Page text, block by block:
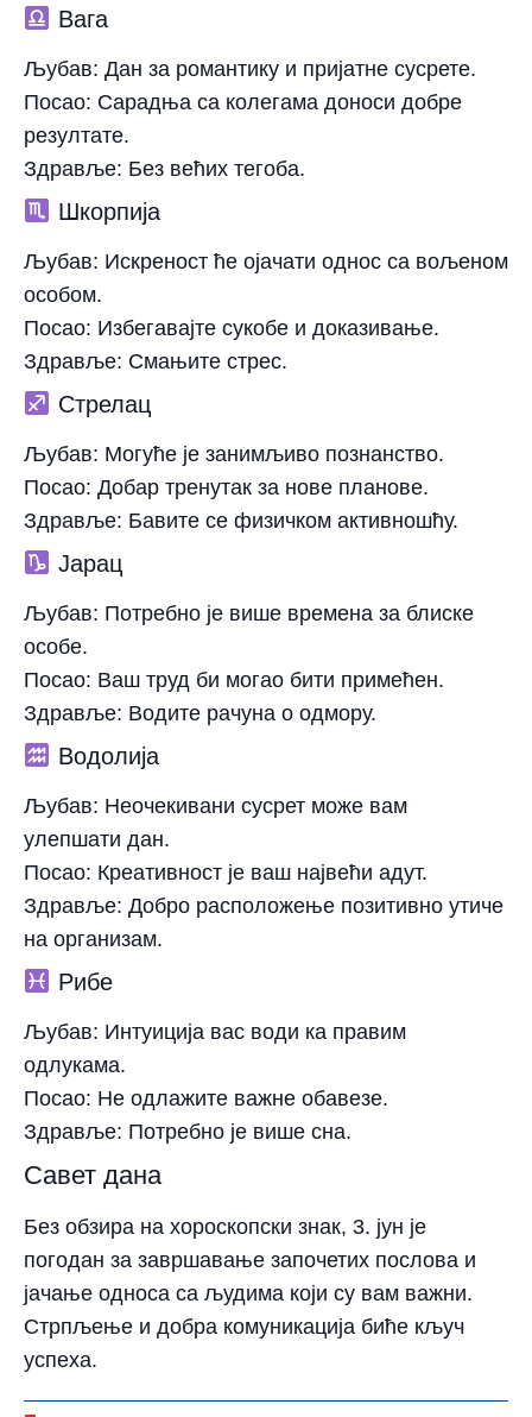
Вага
Љубав: Дан за романтику и пријатне сусрете.
Посао: Сарадња са колегама доноси добре
резултате.
Здравље: Без већих тегоба.
Шкорпија
Љубав: Искреност ће ојачати однос са вољеном
особом.
Посао: Избегавајте сукобе и доказивање.
Здравље: Смањите стрес.
Стрелац
Љубав: Могуће је занимљиво познанство.
Посао: Добар тренутак за нове планове.
Здравље: Бавите се физичком активношћу.
Јарац
Љубав: Потребно је више времена за блиске
особе.
Посао: Ваш труд би могао бити примећен.
Здравље: Водите рачуна о одмору.
Водолија
Љубав: Неочекивани сусрет може вам
улепшати дан.
Посао: Креативност је ваш највећи адут.
Здравље: Добро расположење позитивно утиче
на организам.
Рибе
Љубав: Интуиција вас води ка правим
одлукама.
Посао: Не одлажите важне обавезе.
Здравље: Потребно је више сна.
Савет дана
Без обзира на хороскопски знак, 3. јун је
погодан за завршавање започетих послова и
јачање односа са људима који су вам важни.
Стрпљење и добра комуникација биће кључ
успеха.